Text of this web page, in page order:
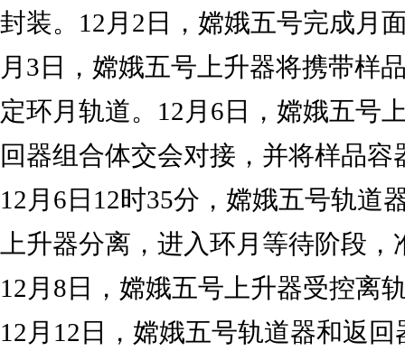
封装。12月2日，嫦娥五号完成月
月3日，嫦娥五号上升器将携带样
定环月轨道。12月6日，嫦娥五号
回器组合体交会对接，并将样品
12月6日12时35分，嫦娥五号轨道
上升器分离，进入环月等待阶段
12月8日，嫦娥五号上升器受控离
12月12日，嫦娥五号轨道器和返